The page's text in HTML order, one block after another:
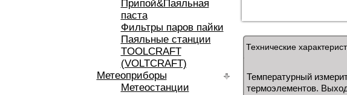
Припой&Паяльная
паста
Фильтры паров пайки
Паяльные станции
TOOLCRAFT
(VOLTCRAFT)
Метеоприборы
Метеостанции
Технические
Температурный
термоэлементов.